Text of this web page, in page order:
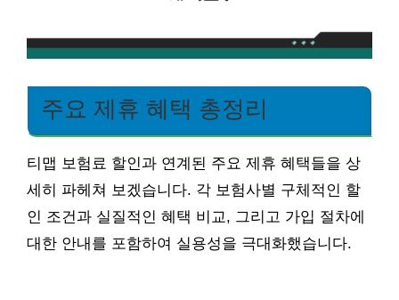
주요 제휴 혜택 총정리
티맵 보험료 할인과 연계된 주요 제휴 혜택들을 상
세히 파헤쳐 보겠습니다. 각 보험사별 구체적인 할
인 조건과 실질적인 혜택 비교, 그리고 가입 절차에
대한 안내를 포함하여 실용성을 극대화했습니다.